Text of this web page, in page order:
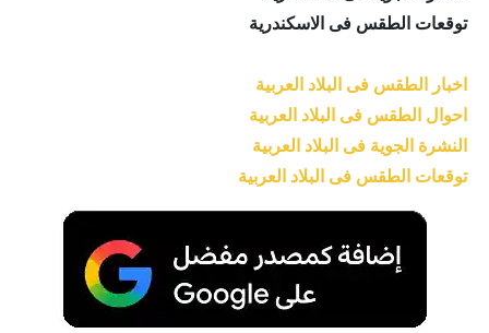
توقعات الطقس فى الاسكندرية
اخبار الطقس فى البلاد العربية
احوال الطقس فى البلاد العربية
النشرة الجوية فى البلاد العربية
توقعات الطقس فى البلاد العربية